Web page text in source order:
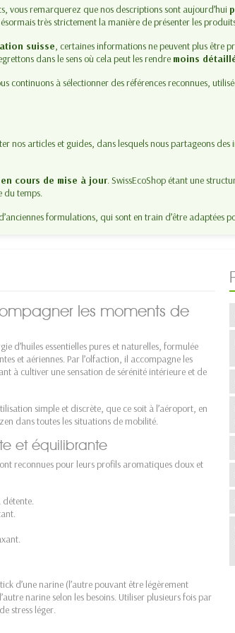
vous remarquerez que nos descriptions sont aujourd’hui
très strictement la manière de présenter les
suisse, certaines informations ne peuvent plus être
dans le sens où cela peut les rendre moins
continuons à sélectionner des références reconnues,
nos articles et guides, dans lesquels nous partageons
en cours de mise à jour. SwissEcoShop étant une
du temps.
formulations, qui sont en train d’être adaptées
les moments de
d’huiles essentielles pures et naturelles, formulée
et aériennes. Par l’olfaction, il accompagne les
à cultiver une sensation de sérénité intérieure et de
simple et discrète, que ce soit à l’aéroport, en
dans toutes les situations de mobilité.
et équilibrante
reconnues pour leurs profils aromatiques doux et
d’une narine (l’autre pouvant être légèrement
narine selon les besoins. Utiliser plusieurs fois par
stress léger.